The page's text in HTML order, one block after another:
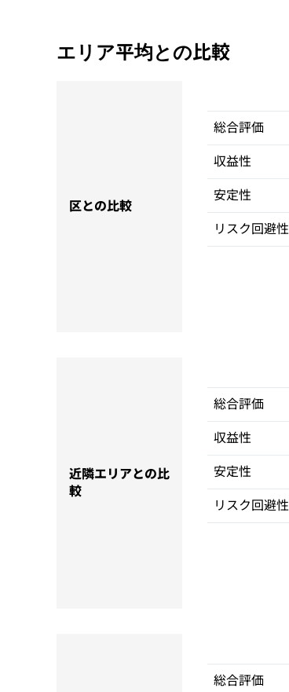
エリア平均との比較
区との比較
総合評価
収益性
安定性
リスク回避性
近隣エリアとの比
較
総合評価
収益性
安定性
リスク回避性
総合評価